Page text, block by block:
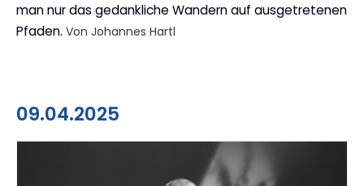
man nur das gedankliche Wandern auf ausgetretenen
Pfaden. Von Johannes Hartl
09.04.2025